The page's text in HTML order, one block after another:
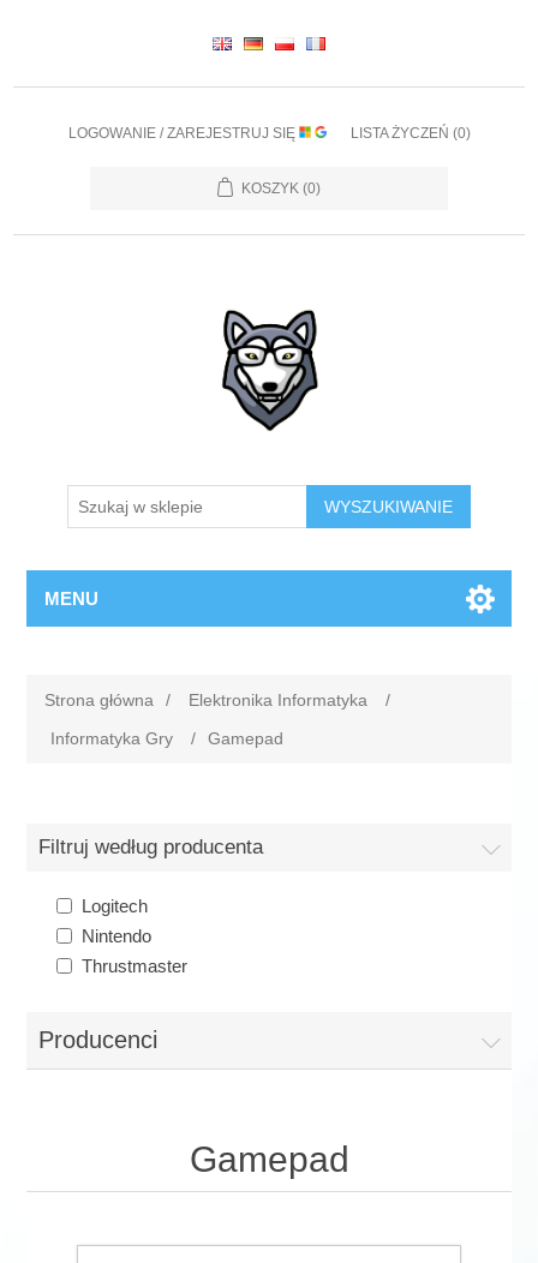
LOGOWANIE / ZAREJESTRUJ SIĘ LISTA ŻYCZEŃ (0)
KOSZYK (0)
WYSZUKIWANIE
MENU
Strona główna / Elektronika Informatyka
/
Informatyka Gry
/ Gamepad
Filtruj według producenta
Logitech
Nintendo
Thrustmaster
Producenci
Gamepad